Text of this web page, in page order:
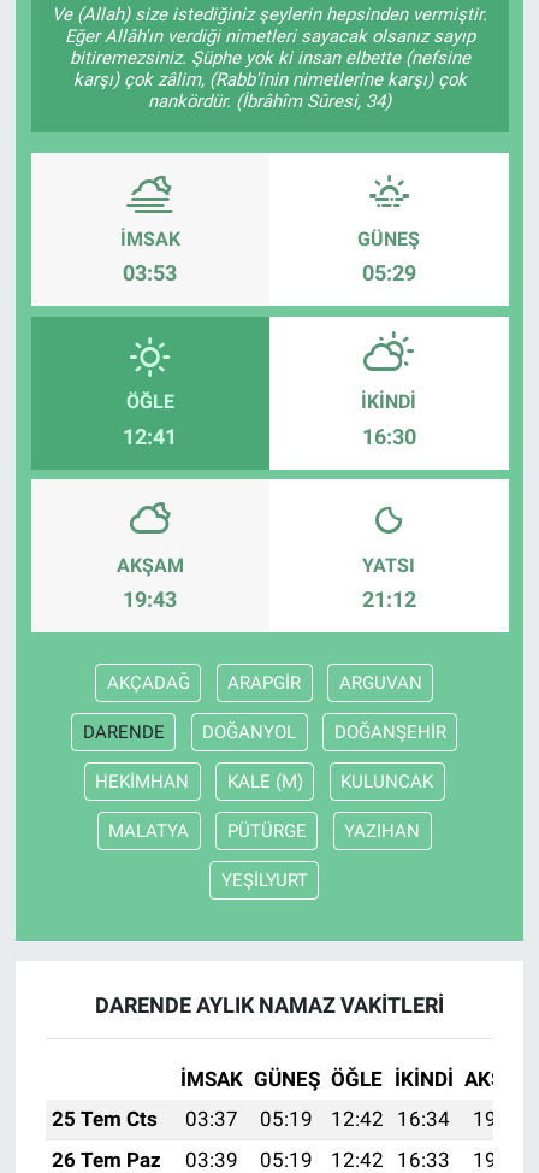
Ve (Allah) size istediğiniz şeylerin hepsinden vermiştir.
Eğer Allâh'ın verdiği nimetleri sayacak olsanız sayıp
bitiremezsiniz. Şüphe yok ki insan elbette (nefsine
karşı) çok zâlim, (Rabb'inin nimetlerine karşı) çok
nankördür. (İbrâhîm Sûresi, 34)
İMSAK
03:53
GÜNEŞ
05:29
ÖĞLE
12:41
İKINDI
16:30
AKŞAM
19:43
YATSI
21:12
AKÇADAĞ ARAPGİR ARGUVAN
DARENDE DOĞANYOL DOĞANŞEHİR
HEKİMHAN KALE (M) KULUNCAK
MALATYA PÜTÜRGE YAZIHAN
YEŞİLYURT
DARENDE AYLIK NAMAZ VAKITLERI
İMSAK GÜNEŞ ÖĞLE İKINDI AKŞAM
25 Tem Cts
03:37 05:19 12:42 16:34
19:55
26 Tem Paz
03:39 05:19 12:42 16:33
19:54
Özel Haber
Kültür Sanat
Ekonomi
BİLİM VE TEKNOLOJİ
Şambayat Haber